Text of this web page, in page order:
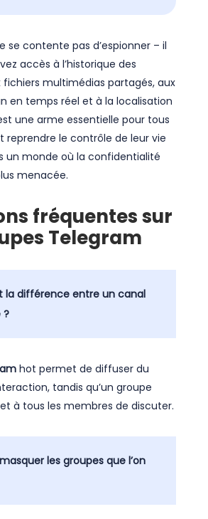
se contente pas d’espionner – il
accès à l’historique des
fichiers multimédias partagés, aux
en temps réel et à la localisation
une arme essentielle pour tous
reprendre le contrôle de leur vie
un monde où la confidentialité
menacée.
fréquentes sur
Telegram
la différence entre un canal
?
hot permet de diffuser du
tandis qu’un groupe
à tous les membres de discuter.
les groupes que l’on